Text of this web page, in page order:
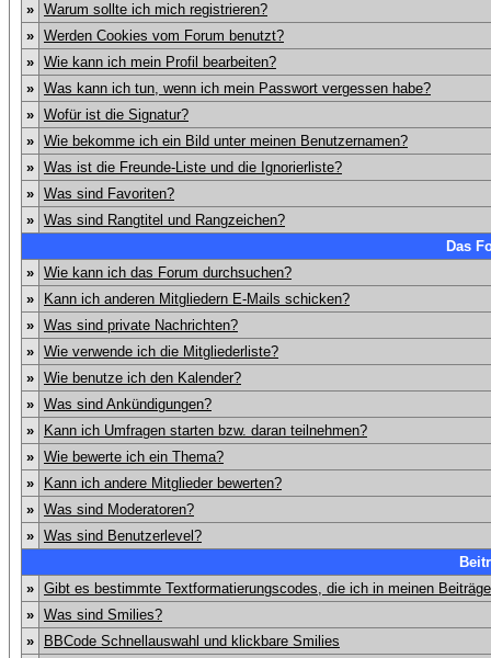
» Warum sollte ich mich registrieren?
» Werden Cookies vom Forum benutzt?
» Wie kann ich mein Profil bearbeiten?
» Was kann ich tun, wenn ich mein Passwort vergessen habe?
» Wofür ist die Signatur?
» Wie bekomme ich ein Bild unter meinen Benutzernamen?
» Was ist die Freunde-Liste und die Ignorierliste?
» Was sind Favoriten?
» Was sind Rangtitel und Rangzeichen?
Das
» Wie kann ich das Forum durchsuchen?
»
Kann ich anderen Mitgliedern E-Mails schicken?
» Was sind private Nachrichten?
» Wie verwende ich die Mitgliederliste?
» Wie benutze ich den Kalender?
» Was sind Ankündigungen?
»
Kann ich Umfragen starten bzw. daran teilnehmen?
» Wie bewerte ich ein Thema?
»
Kann ich andere Mitglieder bewerten?
» Was sind Moderatoren?
» Was sind Benutzerlevel?
» Gibt es bestimmte Textformatierungscodes, die ich in meinen
» Was sind Smilies?
»
BBCode Schnellauswahl und klickbare Smilies